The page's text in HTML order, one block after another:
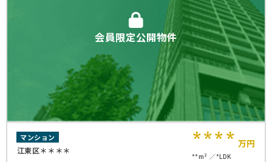
会員限定公開物件
マンション
江東区＊＊＊＊ **** 万円
**m² *LDK